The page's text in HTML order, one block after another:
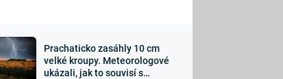
Sledujte nás
Prachaticko zasáhly 10 cm
velké kroupy. Meteorologové
ukázali, jak to souvisí s